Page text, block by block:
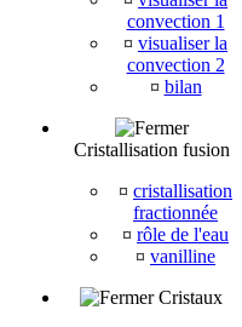
convection 1
¤ visualiser la
convection 2
¤ bilan
Cristallisation fusion
¤ cristallisation
fractionnée
¤ rôle de l'eau
¤ vanilline
Cristaux